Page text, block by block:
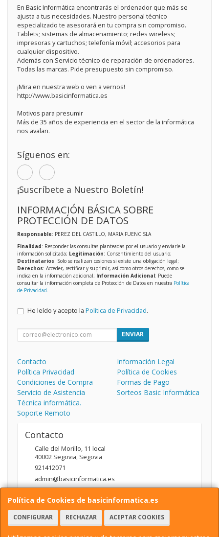
Política de Cookies de basicinformatica.es
CONFIGURAR RECHAZAR ACEPTAR COOKIES
En Basic Informática encontrarás el ordenador que más se
ajusta a tus necesidades. Nuestro personal técnico
especializado te asesorará en tu compra sin compromiso.
Tablets; sistemas de almacenamiento; redes wireless;
impresoras y cartuchos; telefonía móvil; accesorios para
cualquier dispositivo.
Además con Servicio técnico de reparación de ordenadores.
Todas las marcas. Pide presupuesto sin compromiso.
¡Mira en nuestra web o ven a vernos!
http://www.basicinformatica.es
Motivos para presumir
Más de 35 años de experiencia en el sector de la informática
nos avalan.
Síguenos en:
¡Suscríbete a Nuestro Boletín!
INFORMACIÓN BÁSICA SOBRE
PROTECCIÓN DE DATOS
Responsable: PEREZ DEL CASTILLO, MARIA FUENCISLA
Finalidad: Responder las consultas planteadas por el usuario y enviarle la
información solicitada; Legitimación: Consentimiento del usuario;
Destinatarios: Solo se realizan cesiones si existe una obligación legal;
Derechos: Acceder, rectificar y suprimir, así como otros derechos, como se
indica en la información adicional; Información Adicional: Puede
consultar la información completa de Protección de Datos en nuestra Política
de Privacidad
He leído y acepto la Política de Privacidad.
ENVIAR
Contacto
Información Legal
Política Privacidad
Política de Cookies
Condiciones de Compra
Formas de Pago
Servicio de Asistencia
Técnica informática.
Soporte Remoto
Sorteos Basic Informática
Contacto
Calle del Morillo, 11 local
40002 Segovia, Segovia
921412071
admin@basicinformatica.es
Horario
L-V: 10:00 a 14:00h y de 17:00 a 20:00h / S: 10:00 a 14:00h